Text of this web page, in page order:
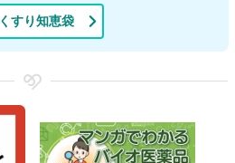
くすり知恵袋